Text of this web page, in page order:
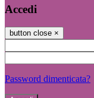
Accedi
button close ×
Password dimenticata?